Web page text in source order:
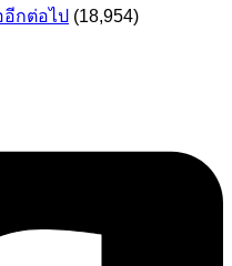
อีกต่อไป (18,954)